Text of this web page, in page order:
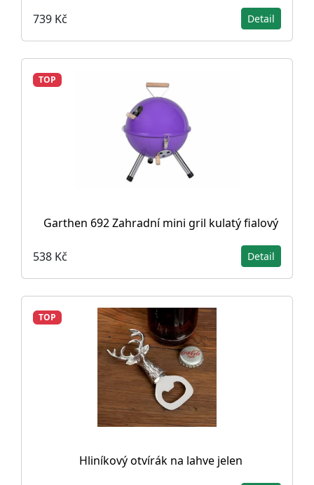
739 Kč Detail
TOP
Garthen 692 Zahradní mini gril kulatý fialový
538 Kč Detail
TOP
Hliníkový otvírák na lahve jelen